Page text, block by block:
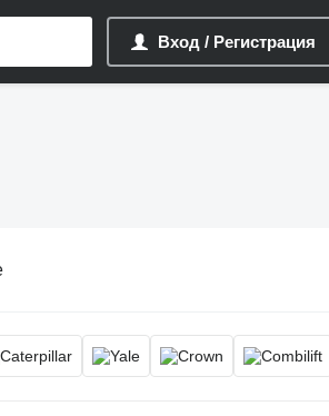
Вход / Регистрация